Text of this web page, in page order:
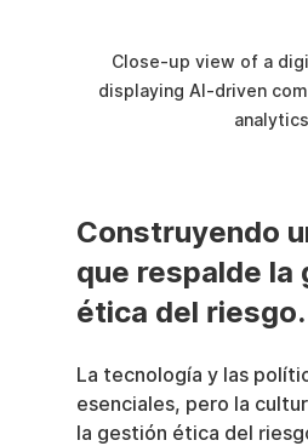
Close-up view of a
displaying AI-driven
analytics
Construyendo
que respalde la
ética del riesgo.
La tecnología y las
esenciales, pero la
la gestión ética del